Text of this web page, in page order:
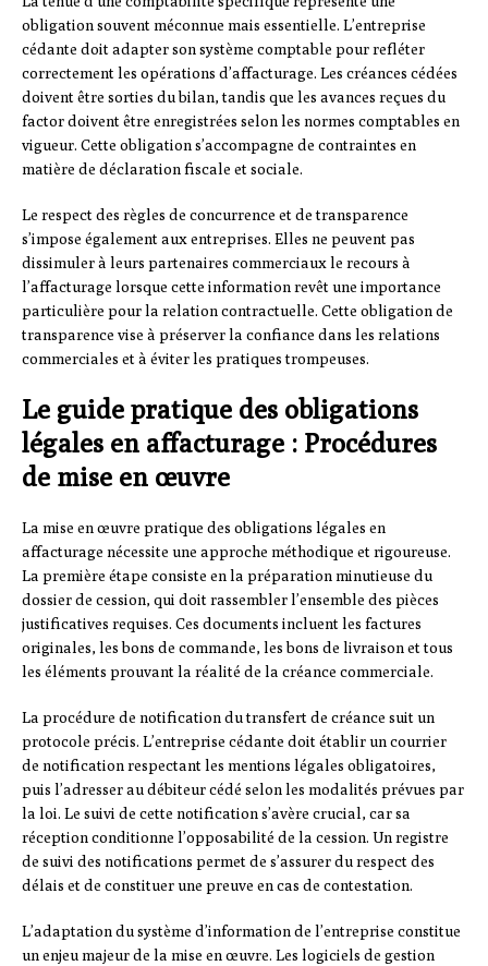
obligation souvent méconnue mais essentielle. L’entreprise
cédante doit adapter son système comptable pour refléter
correctement les opérations d’affacturage. Les créances cédées
doivent être sorties du bilan, tandis que les avances reçues du
factor doivent être enregistrées selon les normes comptables en
vigueur. Cette obligation s’accompagne de contraintes en
matière de déclaration fiscale et sociale.
Le respect des règles de concurrence et de transparence
s’impose également aux entreprises. Elles ne peuvent pas
dissimuler à leurs partenaires commerciaux le recours à
l’affacturage lorsque cette information revêt une importance
particulière pour la relation contractuelle. Cette obligation de
transparence vise à préserver la confiance dans les relations
commerciales et à éviter les pratiques trompeuses.
Le guide pratique des obligations
légales en affacturage : Procédures
de mise en œuvre
La mise en œuvre pratique des obligations légales en
affacturage nécessite une approche méthodique et rigoureuse.
La première étape consiste en la préparation minutieuse du
dossier de cession, qui doit rassembler l’ensemble des pièces
justificatives requises. Ces documents incluent les factures
originales, les bons de commande, les bons de livraison et tous
les éléments prouvant la réalité de la créance commerciale.
La procédure de notification du transfert de créance suit un
protocole précis. L’entreprise cédante doit établir un courrier
de notification respectant les mentions légales obligatoires,
puis l’adresser au débiteur cédé selon les modalités prévues par
la loi. Le suivi de cette notification s’avère crucial, car sa
réception conditionne l’opposabilité de la cession. Un registre
de suivi des notifications permet de s’assurer du respect des
délais et de constituer une preuve en cas de contestation.
L’adaptation du système d’information de l’entreprise constitue
un enjeu majeur de la mise en œuvre. Les logiciels de gestion